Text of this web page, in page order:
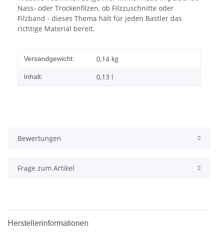
Nass- oder Trockenfilzen, ob Filzzuschnitte oder
Filzband - dieses Thema hält für jeden Bastler das
richtige Material bereit.
Versandgewicht: 0,14 kg
Inhalt: 0,13 l
Bewertungen
Frage zum Artikel
Herstellerinformationen